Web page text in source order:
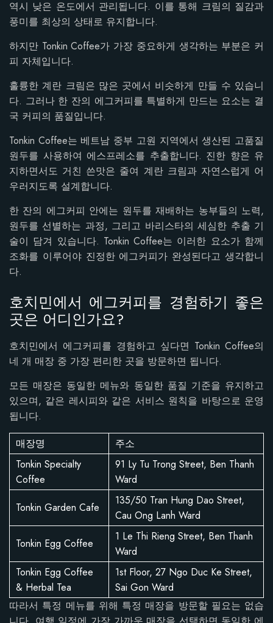
역시 낮은 온도에서 관리됩니다. 이를 통해 크림의 질감과
풍미를 최상의 상태로 유지합니다.
하지만 Tonkin Coffee가 가장 중요하게 생각하는 부분은 커
피 자체입니다.
훌륭한 계란 크림은 많은 곳에서 비슷하게 만들 수 있습니
다. 그러나 한 잔의 에그커피를 특별하게 만드는 요소는 결
국 커피의 품질입니다.
Tonkin Coffee는 베트남 중부 고원 지역에서 생산된 고품질
원두를 사용하여 에스프레소를 추출합니다. 진한 향은 유
지하면서도 거친 쓴맛은 줄여 계란 크림과 자연스럽게 어
우러지도록 설계합니다.
한 잔의 에그커피 안에는 원두를 재배하는 농부들의 노력,
원두를 선별하는 과정, 그리고 바리스타의 세심한 추출 기
술이 담겨 있습니다. Tonkin Coffee는 이러한 요소가 함께
조화를 이루어야 진정한 에그커피가 완성된다고 생각합니
다.
호치민에서 에그커피를 경험하기 좋은
곳은 어디인가요?
호치민에서 에그커피를 경험하고 싶다면 Tonkin Coffee의
네 개 매장 중 가장 편리한 곳을 방문하면 됩니다.
모든 매장은 동일한 메뉴와 동일한 품질 기준을 유지하고
있으며, 같은 레시피와 같은 서비스 원칙을 바탕으로 운영
됩니다.
매장명
주소
Tonkin Specialty
Coffee
91 Ly Tu Trong Street, Ben Thanh
Ward
Tonkin Garden Cafe
135/50 Tran Hung Dao Street,
Cau Ong Lanh Ward
Tonkin Egg Coffee
1 Le Thi Rieng Street, Ben Thanh
Ward
Tonkin Egg Coffee
& Herbal Tea
1st Floor, 27 Ngo Duc Ke Street,
Sai Gon Ward
따라서 특정 메뉴를 위해 특정 매장을 방문할 필요는 없습